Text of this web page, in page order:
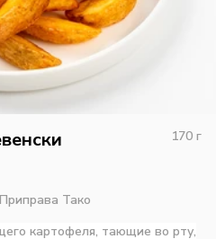
170 г
Приправа Тако
картофеля, тающие во рту,